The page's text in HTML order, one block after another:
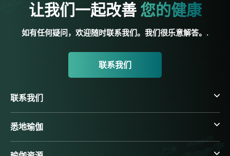
让我们一起改善 您的健康
如有任何疑问，欢迎随时联系我们。我们很乐意解答。.
联系我们
联系我们
悉地瑜伽